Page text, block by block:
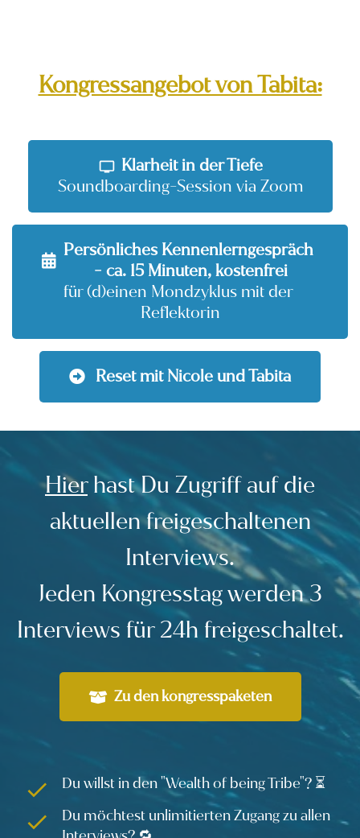
Kongressangebot von Tabita:
Klarheit in der Tiefe
Soundboarding-Session via Zoom
Persönliches Kennenlerngespräch
- ca. 15 Minuten, kostenfrei
für (d)einen Mondzyklus mit der
Reflektorin
Reset mit Nicole und Tabita
Hierhast Du Zugriff auf die
aktuellen freigeschaltenen
Interviews.
Jeden Kongresstag werden 3
Interviews für 24h freigeschaltet.
Zu den kongresspaketen
Du willst in den "Wealth of being Tribe"? ⏳
Du möchtest unlimitierten Zugang zu allen